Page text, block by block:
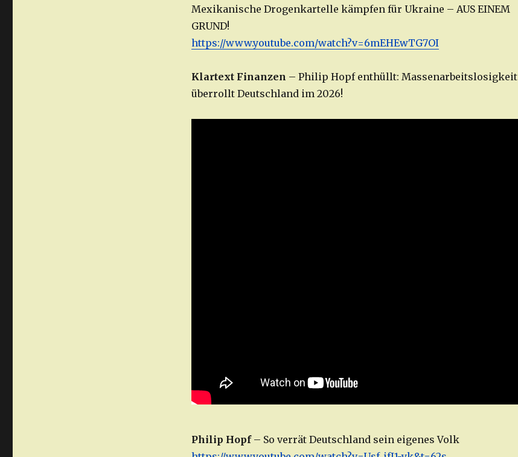
Mexikanische Drogenkartelle kämpfen für Ukraine – AUS EINEM
GRUND!
https://www.youtube.com/watch?v=6mEHEwTG7OI
Klartext Finanzen – Philip Hopf enthüllt: Massenarbeitslosigkeit
überrollt Deutschland im 2026!
Philip Hopf – So verrät Deutschland sein eigenes Volk